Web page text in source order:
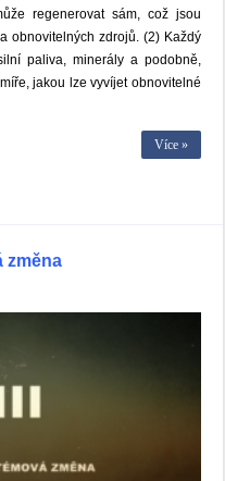
regenerovat sám, což jsou
obnovitelných zdrojů. (2) Každý
paliva, minerály a podobně,
jakou lze vyvíjet obnovitelné
Více »
změna